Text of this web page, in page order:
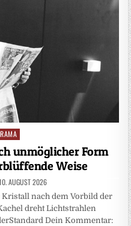
unmöglicher Form
Weise
AUGUST 2026
nach dem Vorbild der
dreht Lichtstrahlen
Dein Kommentar: